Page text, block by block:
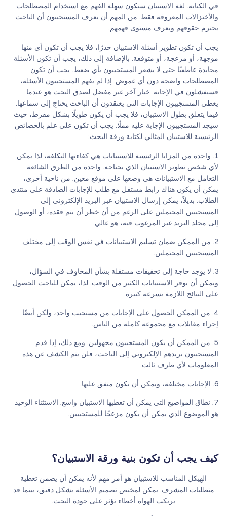
في الكتابة. لغة الاستبيان ستكون سهلة الفهم مع استخدام المصطلحات
والأختزالات المعروفة فقط. من المهم أن يعرف المستجيبون أن الباحث
يحترم حقوقهم ويعرف مستوى فهمهم.
يجب أن تكون تطوير أسئلة الاستبيان حذرًا، فلا يجب أن تكون أي منها
موجهة، أو مزعجة، أو متوقعة. بالإضافة إلى ذلك، يجب أن تكون الأسئلة
محايدة عاطفيًا حتى لا يشعر المستجيبون بأي ضغط. يجب أن تكون
المصطلحات واضحة دون أي غموض. إذا لم يفهم المستجيبون الأسئلة،
فسيفشلون في الإجابة. خيار آخر غير مفضل لصدق البحث هو عندما
يعطي المستجيبون الإجابات التي يعتقدون أن الباحث يحتاج إلى سماعها.
فيما يتعلق بطول الاستبيان، فلا يجب أن يكون طويلًا بشكل مفرط، حيث
سيجد المستجيبون الإجابة عليه مملًا. يجب أن تكون على علم بالخصائص
الرئيسية للاستبيان المثالي لكتابة ورقة البحث:
واحدة من المزايا الرئيسية للاستبيانات هي كفاءتها التكلفة، لذا يمكن
لأي شخص تطوير الاستبيان الذي يحتاجه. واحدة من الطرق الشائعة
التعامل مع الاستبيانات هي وضعها على موقع معين. من ناحية أخرى،
يمكن أن يكون هناك رابط مستقل مع طلب للإجابات الصادقة على منتدى
الطلاب. بديلاً، يمكن إرسال الاستبيان عبر البريد الإلكتروني إلى
المستجيبين المحتملين على الرغم من أن خطر أن يتم فقده، أو الوصول
إلى مجلد البريد غير المرغوب فيه، هو عالي.
من الممكن ضمان تسليم الاستبيانات في نفس الوقت إلى مختلف
المستجيبين المحتملين.
لا يوجد حاجة إلى تحقيقات مستقلة بشأن المخاوف في السؤال،
ويمكن أن يوفر الاستبيانات الكثير من الوقت. لذا، يمكن للباحث الحصول
على النتائج اللازمة بسرعة كبيرة.
من الممكن الحصول على الإجابات من مستجيب واحد، ولكن أيضًا
إجراء مقابلات مع مجموعة كاملة من الناس.
من الممكن أن يكون المستجيبون مجهولين. ومع ذلك، إذا قدم
المستجيبون بريدهم الإلكتروني إلى الباحث، فلن يتم الكشف عن هذه
المعلومات لأي طرف ثالث.
الإجابات مختلفة، ويمكن أن تكون متفق عليها.
نطاق المواضيع التي يمكن أن تغطيها الاستبيان واسع. الاستثناء الوحيد
هو الموضوع الذي يمكن أن يكون مزعجًا للمستجيبين.
كيف يجب أن تكون بنية ورقة الاستبيان؟
الهيكل المناسب للاستبيان هو أمر مهم لأنه يمكن أن يضمن تغطية
متطلبات المشرف. يمكن لمختص تصميم الأسئلة بشكل دقيق، بينما قد
يرتكب الهواة أخطاء تؤثر على جودة البحث.